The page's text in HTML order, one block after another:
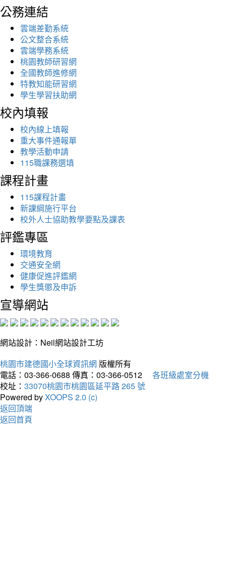
公務連結
雲端差勤系統
公文整合系統
雲端學務系統
桃園教師研習網
全國教師進修網
特教知能研習網
學生學習扶助網
校內填報
校內線上填報
重大事件通報單
教學活動申請
115職課務選填
課程計畫
115課程計畫
新課綱施行平台
校外人士協助教學要點及課表
評鑑專區
環境教育
交通安全網
健康促進評鑑網
學生獎懲及申訴
宣導網站
網站設計：Neil網站設計工坊
桃園市建德國小全球資訊網 版權所有
電話：03-366-0688 傳真：03-366-0512
各班級處室分機
校址： 33070桃園市桃園區延平路 265 號
Powered byXOOPS 2.0 (c)
返回頂端
返回首頁